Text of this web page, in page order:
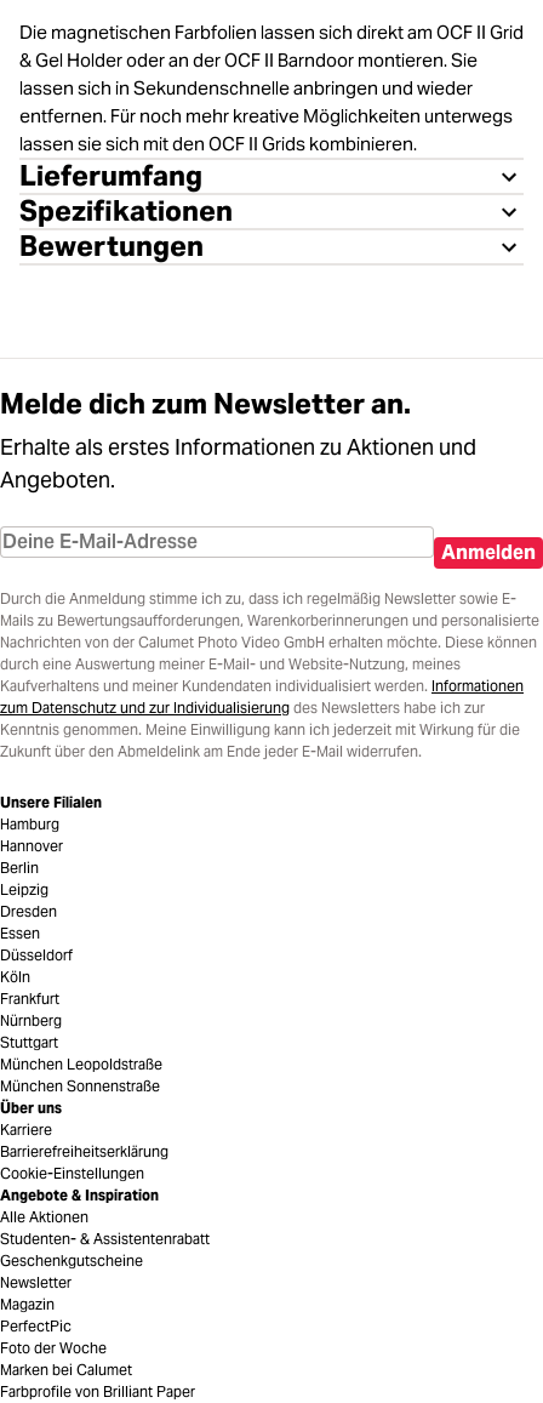
Die magnetischen Farbfolien lassen sich direkt am OCF II Grid
& Gel Holder oder an der OCF II Barndoor montieren. Sie
lassen sich in Sekundenschnelle anbringen und wieder
entfernen. Für noch mehr kreative Möglichkeiten unterwegs
lassen sie sich mit den OCF II Grids kombinieren.
Lieferumfang
Spezifikationen
Bewertungen
Melde dich zum Newsletter an.
Erhalte als erstes Informationen zu Aktionen und
Angeboten.
Anmelden
Durch die Anmeldung stimme ich zu, dass ich regelmäßig Newsletter sowie E-
Mails zu Bewertungsaufforderungen, Warenkorberinnerungen und personalisierte
Nachrichten von der Calumet Photo Video GmbH erhalten möchte. Diese können
durch eine Auswertung meiner E-Mail- und Website-Nutzung, meines
Kaufverhaltens und meiner Kundendaten individualisiert werden. Informationen
zum Datenschutz und zur Individualisierung des Newsletters habe ich zur
Kenntnis genommen. Meine Einwilligung kann ich jederzeit mit Wirkung für die
Zukunft über den Abmeldelink am Ende jeder E-Mail widerrufen.
Unsere Filialen
Hamburg
Hannover
Berlin
Leipzig
Dresden
Essen
Düsseldorf
Köln
Frankfurt
Nürnberg
Stuttgart
München Leopoldstraße
München Sonnenstraße
Über uns
Karriere
Barrierefreiheitserklärung
Cookie-Einstellungen
Angebote & Inspiration
Alle Aktionen
Studenten- & Assistentenrabatt
Geschenkgutscheine
Newsletter
Magazin
PerfectPic
Foto der Woche
Marken bei Calumet
Farbprofile von Brilliant Paper